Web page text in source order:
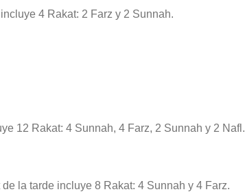
4 Rakat: 2 Farz y 2 Sunnah.
12 Rakat: 4 Sunnah, 4 Farz, 2 Sunnah y 2 Nafl.
la tarde incluye 8 Rakat: 4 Sunnah y 4 Farz.